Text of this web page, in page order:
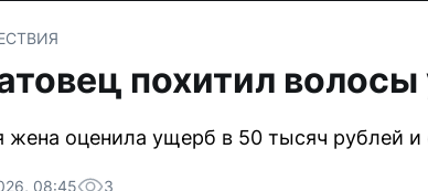
похитил волосы
оценила ущерб в 50 тысяч рублей и
08:45 3